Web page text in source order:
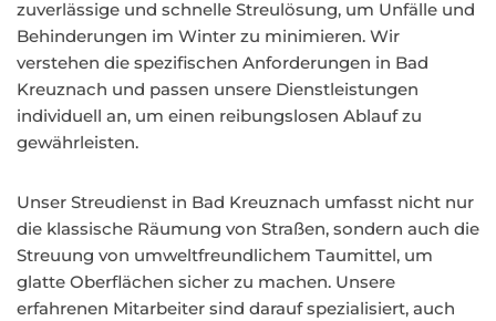
zuverlässige und schnelle Streulösung, um Unfälle und
Behinderungen im Winter zu minimieren. Wir
verstehen die spezifischen Anforderungen in Bad
Kreuznach und passen unsere Dienstleistungen
individuell an, um einen reibungslosen Ablauf zu
gewährleisten.
Unser Streudienst in Bad Kreuznach umfasst nicht nur
die klassische Räumung von Straßen, sondern auch die
Streuung von umweltfreundlichem Taumittel, um
glatte Oberflächen sicher zu machen. Unsere
erfahrenen Mitarbeiter sind darauf spezialisiert, auch